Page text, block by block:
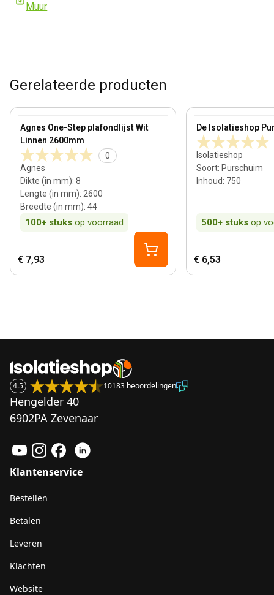
Muur
Gerelateerde producten
Agnes One-Step plafondlijst Wit
Linnen 2600mm
0
Agnes
Dikte (in mm): 8
Lengte (in mm): 2600
Breedte (in mm): 44
100+ stuks op voorraad
View product
€ 7,93
De Isolatieshop
Isolatieshop
Soort: Purschuim
Inhoud: 750
500+ stuks op
View product
€ 6,53
4.5 10183 beoordelingen
Hengelder 40
6902PA Zevenaar
Klantenservice
Bestellen
Betalen
Leveren
Klachten
Website